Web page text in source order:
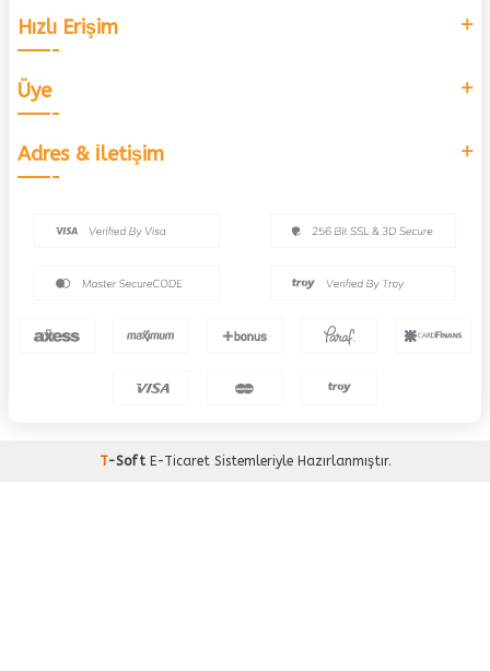
Hızlı Erişim
Üye
Adres & İletişim
T-Soft E-TicaretSistemleriyle Hazırlanmıştır.